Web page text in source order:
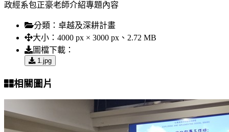
政經系包正豪老師介紹專題內容
分類： 卓越及深耕計畫
大小： 4000 px × 3000 px、2.72 MB
圖檔下載：
1.jpg
相關圖片